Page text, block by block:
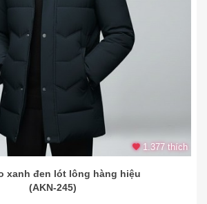
1.377 thích
xanh đen lót lông hàng hiệu
(AKN-245)